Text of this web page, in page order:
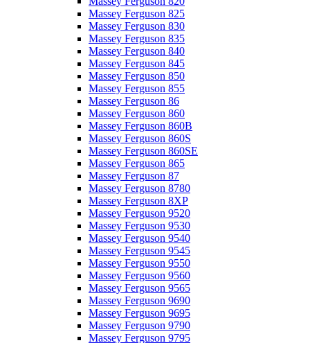
Massey Ferguson 825
Massey Ferguson 830
Massey Ferguson 835
Massey Ferguson 840
Massey Ferguson 845
Massey Ferguson 850
Massey Ferguson 855
Massey Ferguson 86
Massey Ferguson 860
Massey Ferguson 860B
Massey Ferguson 860S
Massey Ferguson 860SE
Massey Ferguson 865
Massey Ferguson 87
Massey Ferguson 8780
Massey Ferguson 8XP
Massey Ferguson 9520
Massey Ferguson 9530
Massey Ferguson 9540
Massey Ferguson 9545
Massey Ferguson 9550
Massey Ferguson 9560
Massey Ferguson 9565
Massey Ferguson 9690
Massey Ferguson 9695
Massey Ferguson 9790
Massey Ferguson 9795